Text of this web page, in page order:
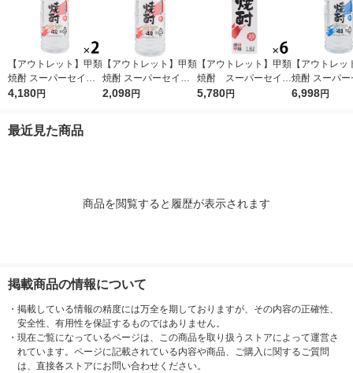
【アウトレット】甲類
焼酎 スーパーセイカ
25度 4L 1セット（2
4,180円
【アウトレット】甲類
焼酎 スーパーセイカ
25度 4L 1本 東亜酒造
2,098円
【アウトレット】甲類
焼酎 スーパーセイカ
25度 1.8L 1800ml
5,780円
【アウトレッ
焼酎 スーパー
20度 4L 1セ
6,998円
最近見た商品
商品を閲覧すると履歴が表示されます
掲載商品の情報について
・ 掲載している情報の精度には万全を期しておりますが、その内容の正確性、
安全性、有用性を保証するものではありません。
・ 現在ご覧になっているページは、この商品を取り扱うストアによって運営さ
れています。ページに記載されている内容や商品、ご購入に関するご質問
は、直接各ストアにお問い合わせください。